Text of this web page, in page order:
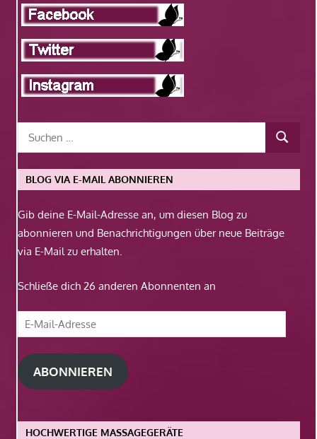
BLOG VIA E-MAIL ABONNIEREN
Gib deine E-Mail-Adresse an, um diesen Blog zu
abonnieren und Benachrichtigungen über neue Beiträge
via E-Mail zu erhalten.
Schließe dich 26 anderen Abonnenten an
E-
Mail-
Adresse
ABONNIEREN
HOCHWERTIGE MASSAGEGERÄTE